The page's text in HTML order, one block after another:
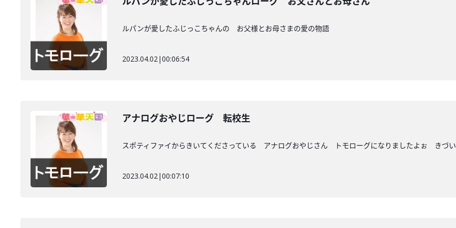
ルパンが愛したふじっこちゃんの お父様とお母さまの愛の物語
2023.04.02|00:06:54
アナログおやじローグ 転校生
スポティファイからきいてくださっている アナログおやじさん トモローグになりましたよぉ きづ
2023.04.02|00:07:10